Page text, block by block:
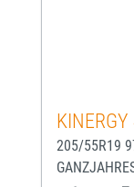
205/55R19